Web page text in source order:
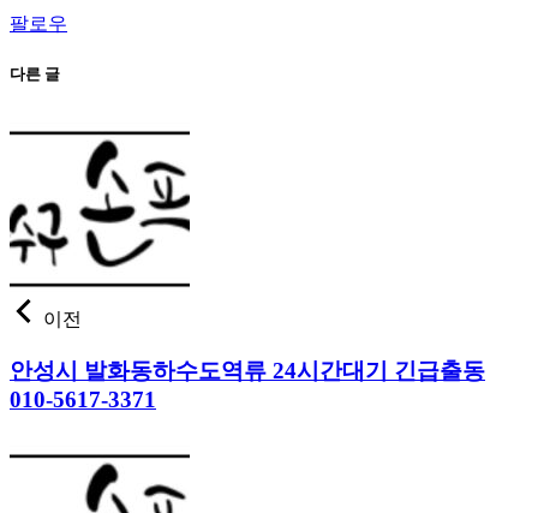
팔로우
다른 글
이전
안성시 발화동하수도역류 24시간대기 긴급출동
010-5617-3371